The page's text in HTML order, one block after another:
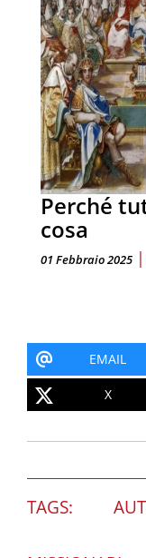
Perché
cosa
01 Febbraio 2025 |
EMAIL
X
TAGS: